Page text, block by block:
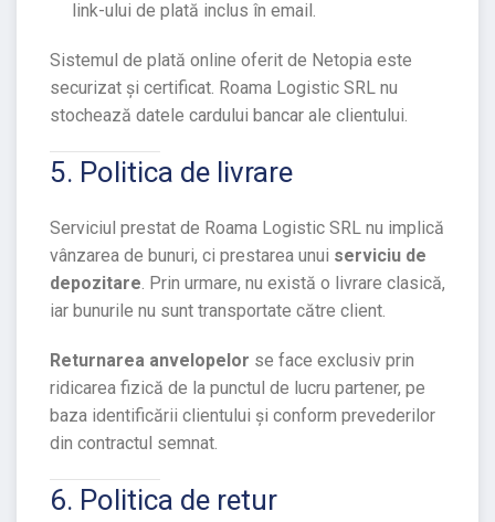
link-ului de plată inclus în email.
Sistemul de plată online oferit de Netopia este
securizat și certificat. Roama Logistic SRL nu
stochează datele cardului bancar ale clientului.
5. Politica de livrare
Serviciul prestat de Roama Logistic SRL nu implică
vânzarea de bunuri, ci prestarea unui serviciu de
depozitare. Prin urmare, nu există o livrare clasică,
iar bunurile nu sunt transportate către client.
Returnarea anvelopelor se face exclusiv prin
ridicarea fizică de la punctul de lucru partener, pe
baza identificării clientului și conform prevederilor
din contractul semnat.
6. Politica de retur